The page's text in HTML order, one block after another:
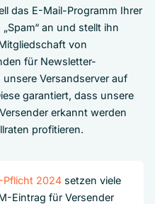
das E-Mail-Programm Ihrer
an und stellt ihn
von
für Newsletter-
Versandserver auf
garantiert, dass unsere
erkannt werden
profitieren.
Pflicht 2024 setzen viele
Eintrag für Versender